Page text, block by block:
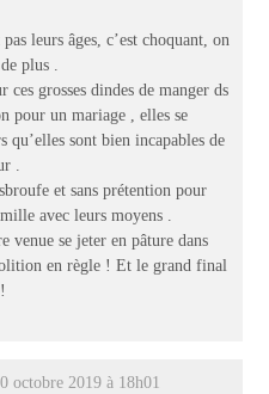
leurs âges, c’est choquant, on
plus .
ces grosses dindes de manger ds
pour un mariage , elles se
qu’elles sont bien incapables de
.
et sans prétention pour
avec leurs moyens .
venue se jeter en pâture dans
en règle ! Et le grand final
octobre 2019 à 18h01